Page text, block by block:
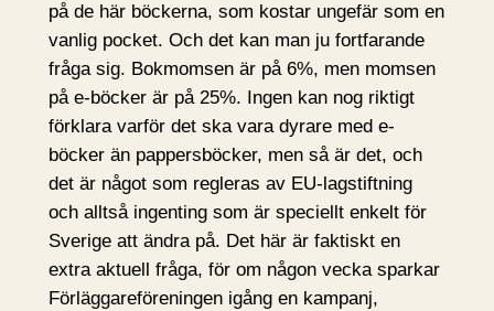
på de här böckerna, som kostar ungefär som en
vanlig pocket. Och det kan man ju fortfarande
fråga sig. Bokmomsen är på 6%, men momsen
på e-böcker är på 25%. Ingen kan nog riktigt
förklara varför det ska vara dyrare med e-
böcker än pappersböcker, men så är det, och
det är något som regleras av EU-lagstiftning
och alltså ingenting som är speciellt enkelt för
Sverige att ändra på. Det här är faktiskt en
extra aktuell fråga, för om någon vecka sparkar
Förläggareföreningen igång en kampanj,